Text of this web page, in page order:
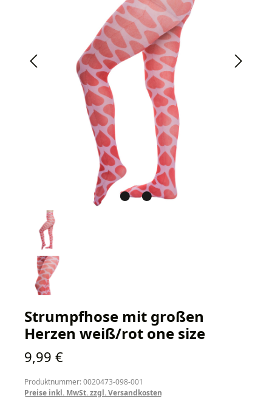
Strumpfhose mit großen
Herzen weiß/rot one size
Regulärer Preis:
9,99 €
Produktnummer: 0020473-098-001
Preise inkl. MwSt. zzgl. Versandkosten